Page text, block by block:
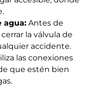
agua: Antes de
la válvula de
accidente.
las conexiones
que estén bien